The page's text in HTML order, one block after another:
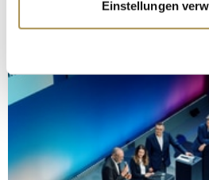
Informationen über Ihre
erfassen, welche bis auf
bestimmten Merkmalen
Erfahren Sie mehr darüber, wie
verarbeitet werden, und legen
Abschnitt Einzelheitenfest.
Einstellungen